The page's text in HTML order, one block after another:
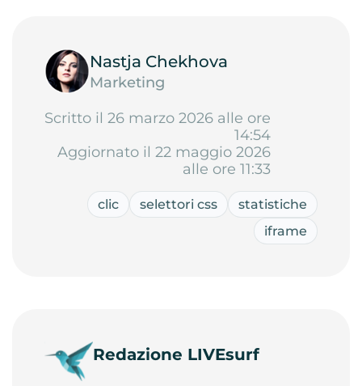
Nastja Chekhova
Marketing
Scritto il 26 marzo 2026 alle ore
14:54
Aggiornato il 22 maggio 2026
alle ore 11:33
clic selettori css
statistiche
iframe
Redazione LIVEsurf